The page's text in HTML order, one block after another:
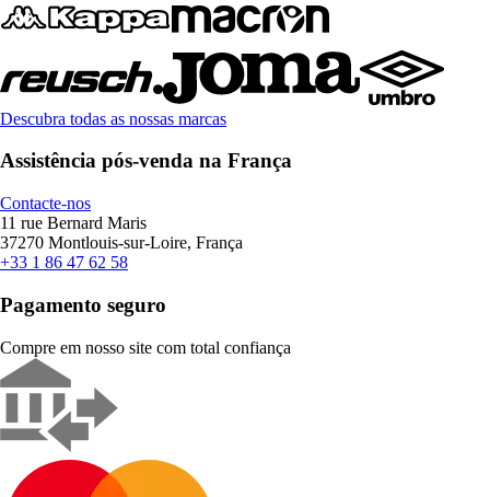
Descubra todas as nossas marcas
Assistência pós-venda na França
Contacte-nos
11 rue Bernard Maris
37270 Montlouis-sur-Loire, França
+33 1 86 47 62 58
Pagamento seguro
Compre em nosso site com total confiança